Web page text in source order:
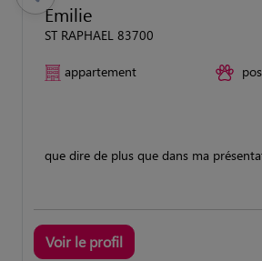
Emilie
ST RAPHAEL 83700
appartement
que dire de plus que dans ma
Voir le profil